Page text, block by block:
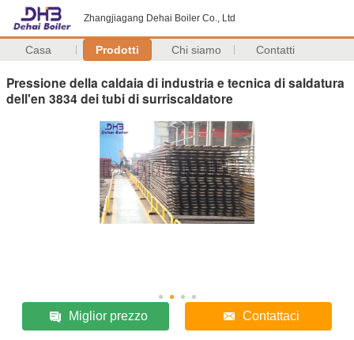
Zhangjiagang Dehai Boiler Co., Ltd
Casa Prodotti Chi siamo Contatti
Pressione della caldaia di industria e tecnica di saldatura
dell'en 3834 dei tubi di surriscaldatore
Miglior prezzo Contattaci